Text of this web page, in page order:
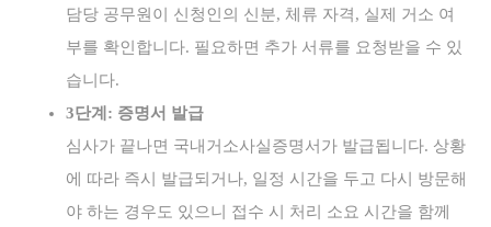
담당 공무원이 신청인의 신분, 체류 자격, 실제 거소 여
부를 확인합니다. 필요하면 추가 서류를 요청받을 수 있
습니다.
3단계: 증명서 발급
심사가 끝나면 국내거소사실증명서가 발급됩니다. 상황
에 따라 즉시 발급되거나, 일정 시간을 두고 다시 방문해
야 하는 경우도 있으니 접수 시 처리 소요 시간을 함께